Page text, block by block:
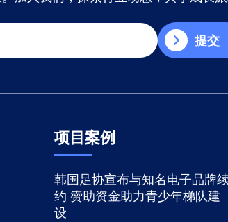
提交
项目案例
韩国足协宣布与知名电子品牌
约 赞助资金助力青少年梯队建
设